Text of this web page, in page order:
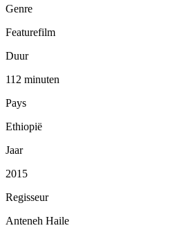
Genre
Featurefilm
Duur
112 minuten
Pays
Ethiopië
Jaar
2015
Regisseur
Anteneh Haile